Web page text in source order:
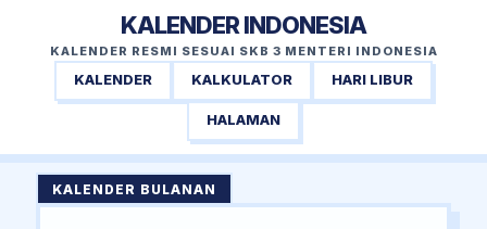
KALENDER INDONESIA
KALENDER RESMI SESUAI SKB 3 MENTERI INDONESIA
KALENDER KALKULATOR HARI LIBUR
HALAMAN
KALENDER BULANAN